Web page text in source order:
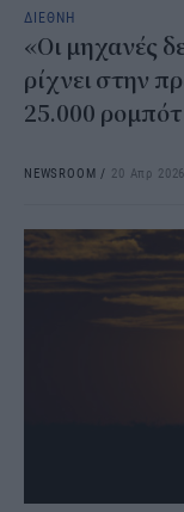
ΔΙΕΘΝΗ
«Οι μηχανές
ρίχνει στην
25.000 ρομπότ
NEWSROOM / 20 Απρ 2026